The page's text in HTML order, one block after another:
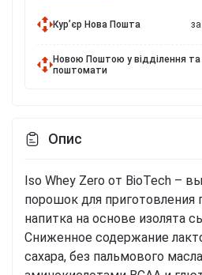
Курʼєр Нова Пошта
Новою Поштою у відділення та
поштомати
Опис
Iso Whey Zero от BioTech –
порошок для приготовления
напитка на основе изолята
Сниженное содержание
сахара, без пальмового